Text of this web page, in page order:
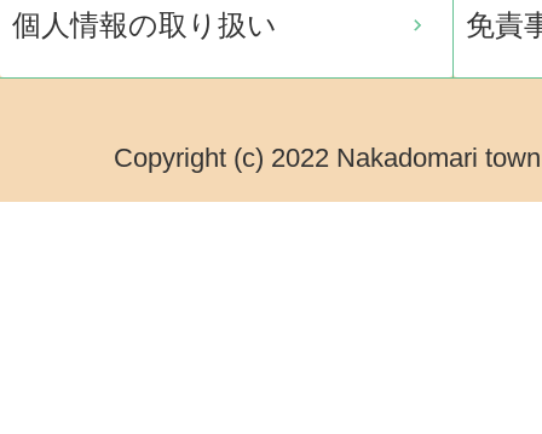
個人情報の取り扱い 免責
Copyright (c) 2022 Nakadomari